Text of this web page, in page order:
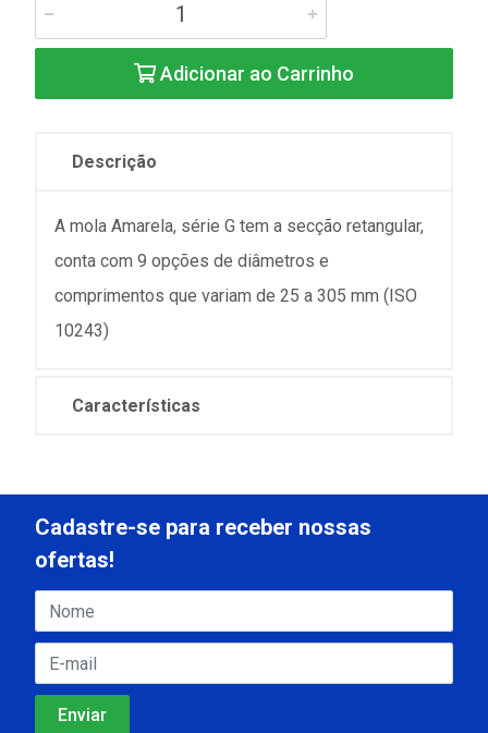
Adicionar ao Carrinho
Descrição
A mola Amarela, série G tem a secção retangular,
conta com 9 opções de diâmetros e
comprimentos que variam de 25 a 305 mm (ISO
10243)
Características
Cadastre-se para receber nossas
ofertas!